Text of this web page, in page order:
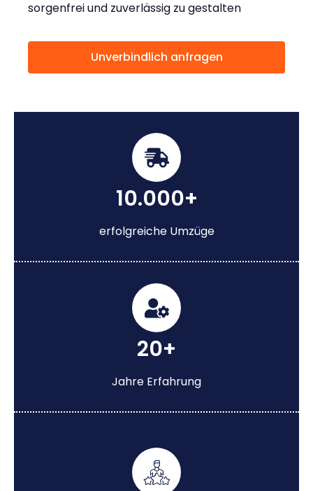
sorgenfrei und zuverlässig zu gestalten
Unverbindlich anfragen
10.000+
erfolgreiche Umzüge
20+
Jahre Erfahrung